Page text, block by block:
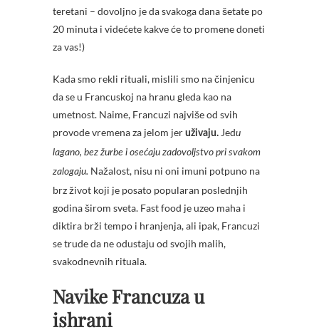
teretani – dovoljno je da svakoga dana šetate po
20 minuta i videćete kakve će to promene doneti
za vas!)
Kada smo rekli rituali, mislili smo na činjenicu
da se u Francuskoj na hranu gleda kao na
umetnost. Naime, Francuzi najviše od svih
provode vremena za jelom jer uživaju. Jedu
lagano, bez žurbe i osećaju zadovoljstvo pri svakom
zalogaju. Nažalost, nisu ni oni imuni potpuno na
brz život koji je posato popularan poslednjih
godina širom sveta. Fast food je uzeo maha i
diktira brži tempo i hranjenja, ali ipak, Francuzi
se trude da ne odustaju od svojih malih,
svakodnevnih rituala.
Navike Francuza u
ishrani